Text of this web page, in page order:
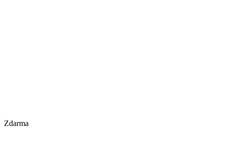
Zdarma